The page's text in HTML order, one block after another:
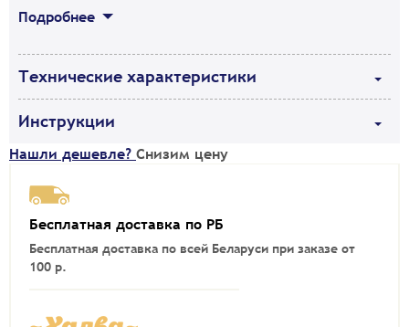
Подробнее
Технические характеристики
Инструкции
Нашли дешевле? Снизим цену
Бесплатная доставка по РБ
Бесплатная доставка по всей Беларуси при заказе от
100 р.